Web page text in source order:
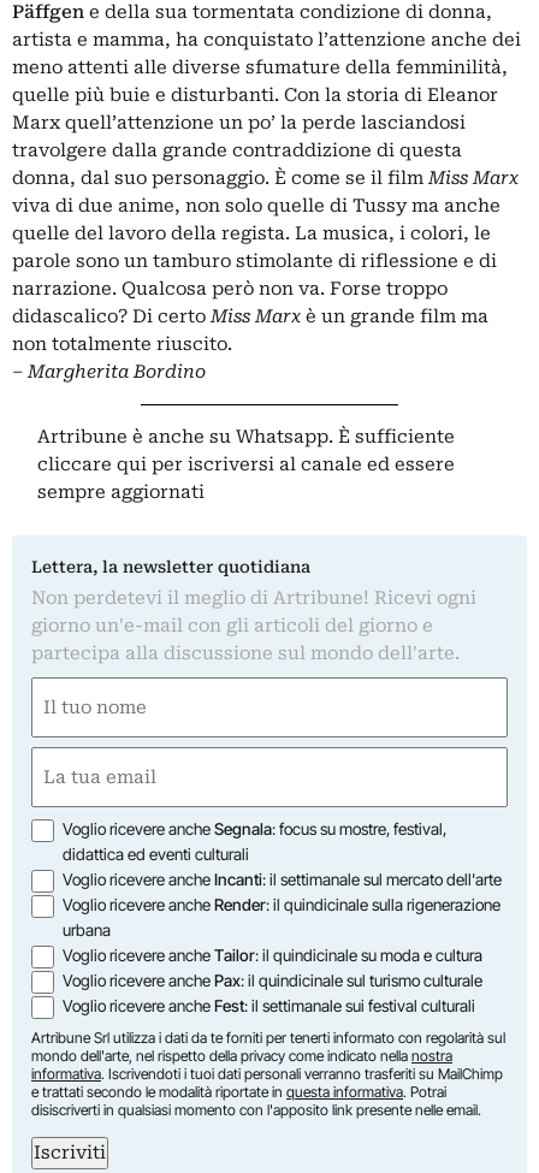
Päffgen e della sua tormentata condizione di donna,
artista e mamma, ha conquistato l’attenzione anche dei
meno attenti alle diverse sfumature della femminilità,
quelle più buie e disturbanti. Con la storia di Eleanor
Marx quell’attenzione un po’ la perde lasciandosi
travolgere dalla grande contraddizione di questa
donna, dal suo personaggio. È come se il filmMiss Marx
viva di due anime, non solo quelle di Tussy ma anche
quelle del lavoro della regista. La musica, i colori, le
parole sono un tamburo stimolante di riflessione e di
narrazione. Qualcosa però non va. Forse troppo
didascalico? Di certoMiss Marx è un grande film ma
non totalmente riuscito.
–Margherita Bordino
Artribune è anche su Whatsapp. È sufficiente
cliccare qui per iscriversi al canale ed essere
sempre aggiornati
Lettera, la newsletter quotidiana
Non perdetevi il meglio di Artribune! Ricevi ogni
giorno un'e-mail con gli articoli del giorno e
partecipa alla discussione sul mondo dell'arte.
(Obbligatorio)
Nome
(Obbligatorio)
Opzioni
Voglio ricevere ancheSegnala: focus su mostre, festival,
didattica ed eventi culturali
Voglio ricevere ancheIncanti: il settimanale sul mercato dell'arte
Voglio ricevere ancheRender: il quindicinale sulla rigenerazione
urbana
Voglio ricevere ancheTailor: il quindicinale su moda e cultura
Voglio ricevere anchePax: il quindicinale sul turismo culturale
Voglio ricevere ancheFest: il settimanale sui festival culturali
Artribune Srl utilizza i dati da te forniti per tenerti informato con regolarità sul
mondo dell'arte, nel rispetto della privacy come indicato nella nostra
informativa. Iscrivendoti i tuoi dati personali verranno trasferiti su MailChimp
e trattati secondo le modalità riportate in questa informativa. Potrai
disiscriverti in qualsiasi momento con l'apposito link presente nelle email.
Iscriviti